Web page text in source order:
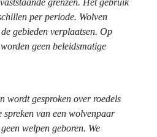
per periode. Wolven
gebieden verplaatsen. Op
geen beleidsmatige
wordt gesproken over roedels
van een wolvenpaar
welpen geboren. We